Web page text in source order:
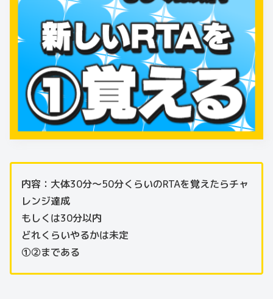
内容：大体30分～50分くらいのRTAを覚えたらチャ
レンジ達成
もしくは30分以内
どれくらいやるかは未定
①②まである